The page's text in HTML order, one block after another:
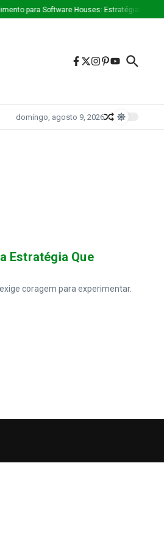
para Software Houses: Estratégias Que
domingo, agosto 9, 2026
Estratégia Que
coragem para experimentar.